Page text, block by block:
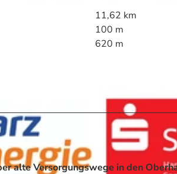
11,62 km
100 m
620 m
alte Versorgungswege in den